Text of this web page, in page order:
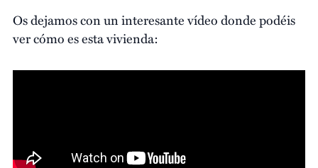
Os dejamos con un interesante vídeo donde podéis
ver cómo es esta vivienda: